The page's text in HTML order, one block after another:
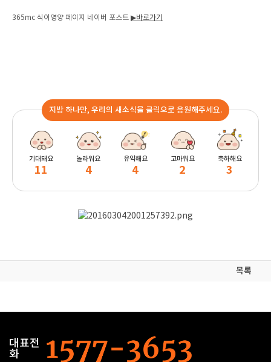
365mc 식이영양 페이지 네이버 포스트 ▶바로가기
지방 하나만, 우리의 새소식을 클릭으로 응원해주세요.
기대돼요
11
놀라워요
4
유익해요
4
고마워요
2
축하해요
3
목록
대표전
화